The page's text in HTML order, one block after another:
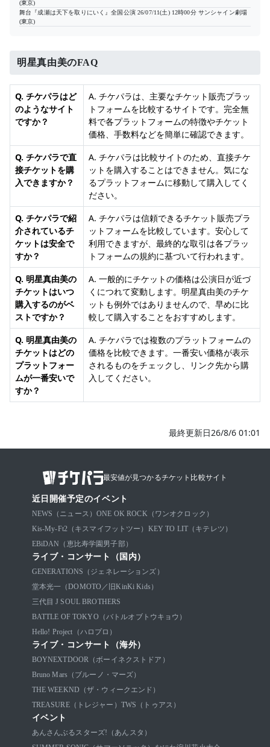
(東京)
舞台『成瀬は天下を取りにいく』全国公演 26/07/11(土) 12時00分 サンシャイン劇場
(東京)
明星真由美のFAQ
Q. チケパラはど
のようなサイト
ですか？
A. チケパラは、主要なチケット販売プラッ
トフォームを比較するサイトです。完全無
料で各プラットフォームの特徴やチケット
価格、手数料などを簡単に確認できます。
Q. チケパラで直
接チケットを購
入できますか？
A. チケパラは比較サイトのため、直接チケ
ットを購入することはできません。気にな
るプラットフォームに移動して購入してく
ださい。
Q. チケパラで紹
介されているチ
ケットは安全で
すか？
A. チケパラは信頼できるチケット販売プラ
ットフォームを比較しています。安心して
利用できますが、最終的な取引は各プラッ
トフォームの規約に基づいて行われます。
Q. 明星真由美の
チケットはいつ
購入するのがベ
ストですか？
A. 一般的にチケットの価格は公演日が近づ
くにつれて変動します。明星真由美のチケ
ットも例外ではありませんので、早めに比
較して購入することをおすすめします。
Q. 明星真由美の
チケットはどの
プラットフォー
ムが一番安いで
すか？
A. チケパラでは複数のプラットフォームの
価格を比較できます。一番安い価格が表示
されるものをチェックし、リンク先から購
入してください。
最終更新日26/8/6 01:01
最安値が見つかるチケット比較サイト
近日開催予定のイベント
NEWS（ニュース） ONE OK ROCK（ワンオクロック）
Kis-My-Ft2（キスマイフットツー） KEY TO LIT（キテレツ）
EBiDAN（恵比寿学園男子部）
ライブ・コンサート（国内）
GENERATIONS（ジェネレーションズ）
堂本光一（DOMOTO／旧KinKi Kids）
三代目 J SOUL BROTHERS
BATTLE OF TOKYO（バトルオブトウキョウ）
Hello! Project（ハロプロ）
ライブ・コンサート（海外）
BOYNEXTDOOR（ボーイネクストドア）
Bruno Mars（ブルーノ・マーズ）
THE WEEKND（ザ・ウィークエンド）
TREASURE（トレジャー） TWS（トゥアス）
イベント
あんさんぶるスターズ!（あんスタ）